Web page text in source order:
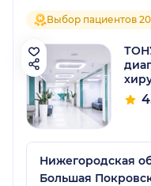
Выбор пациентов
Нижегородская
Большая